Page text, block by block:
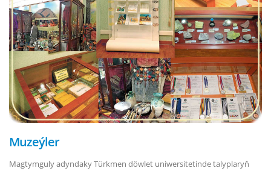
Muzeýler
Magtymguly adyndaky Türkmen döwlet uniwersitetinde talyplaryň